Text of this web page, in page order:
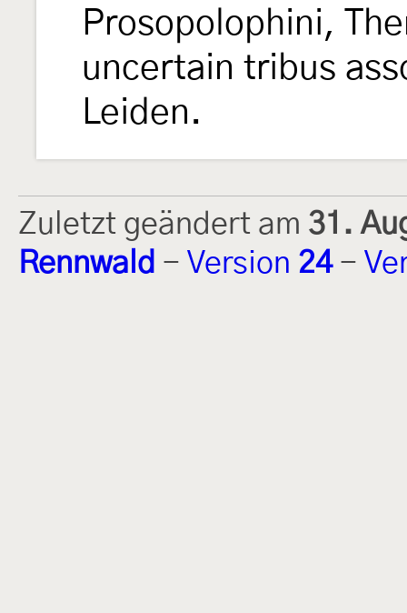
Prosopolophini,
uncertain tribus
Leiden.
Zuletzt geändert am 31.
Rennwald - Version 24-